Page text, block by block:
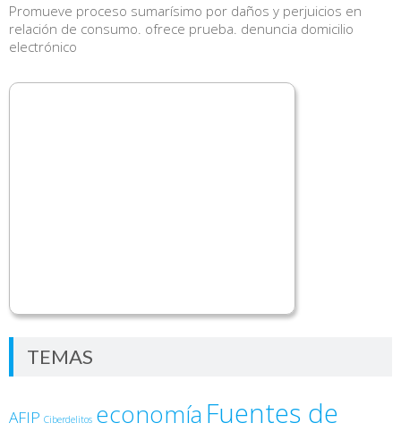
Promueve proceso sumarísimo por daños y perjuicios en
relación de consumo. ofrece prueba. denuncia domicilio
electrónico
TEMAS
AFIP Ciberdelitos economía Fuentes de